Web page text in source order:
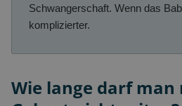
Schwangerschaft. Wenn das
komplizierter.
Wie lange darf man